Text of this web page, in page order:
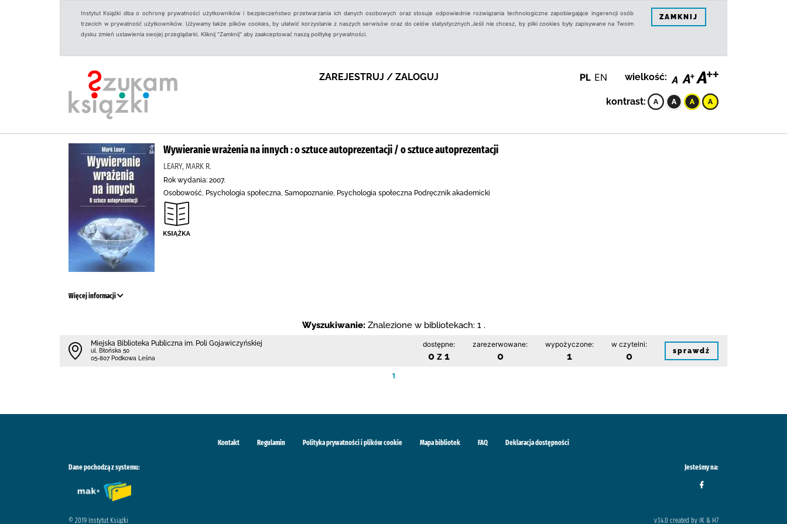
Instytut Książki dba o ochronę prywatności użytkowników i bezpieczeństwo przetwarzania ich danych osobowych oraz stosuje odpowiednie rozwiązania technologiczne zapobiegające ingerencji osób
trzecich w prywatność użytkowników. Używamy także plików cookies, by ułatwić korzystanie z naszych serwisów oraz do celów statystycznych.Jeśli nie chcesz, by pliki cookies były zapisywane na Twoim
dysku zmień ustawienia swojej przeglądarki. Kliknij "Zamknij" aby zaakceptować naszą politykę prywatności.
ZAMKNIJ
ZAREJESTRUJ / ZALOGUJ PL EN wielkość:
kontrast:
Wywieranie wrażenia na innych : o sztuce autoprezentacji / o sztuce autoprezentacji
LEARY, MARK R.
Rok wydania: 2007.
Osobowość, Psychologia społeczna, Samopoznanie, Psychologia społeczna Podręcznik akademicki
Więcej informacji
Wyszukiwanie: Znalezione w bibliotekach: 1 .
Miejska Biblioteka Publiczna im. Poli Gojawiczyńskiej
ul. Błońska 50
05-807 Podkowa Leśna
dostępne:
0 z 1
zarezerwowane:
0
wypożyczone:
1
w czytelni:
0 sprawdź
1
Kontakt Regulamin Polityka prywatności i plików cookie Mapa bibliotek FAQ Deklaracja dostępności
Dane pochodzą z systemu: Jesteśmy na:
© 2019 Instytut Książki v.1.4.0 created by IK & H7